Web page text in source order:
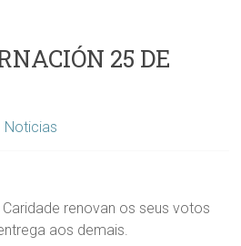
25 DE
Noticias
renovan os seus votos
aos demais.